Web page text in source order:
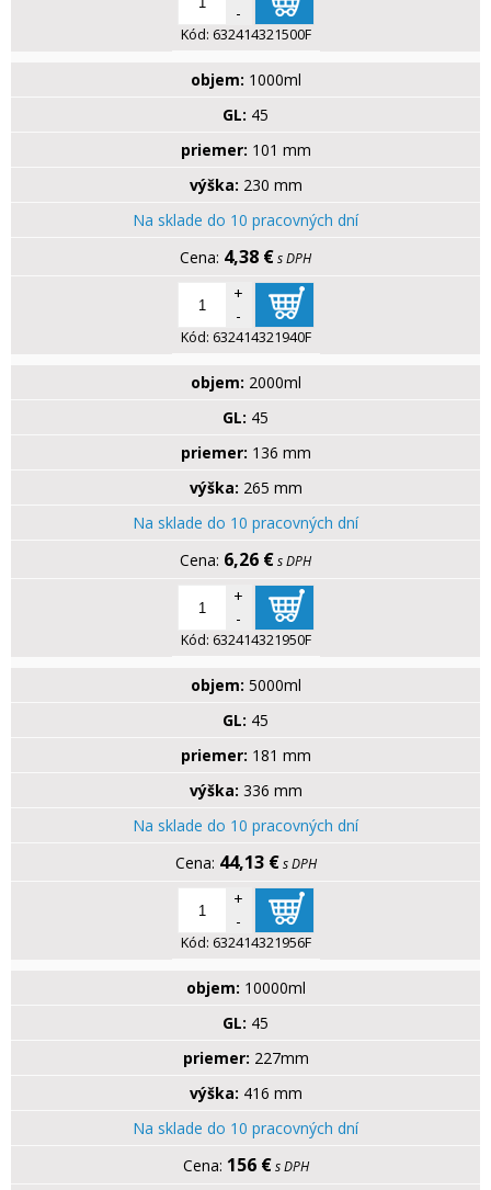
-
Kód: 632414321500F
objem: 1000ml
GL: 45
priemer: 101 mm
výška: 230 mm
Na sklade do 10 pracovných dní
4,38 €s DPH
+
-
Kód: 632414321940F
objem: 2000ml
GL: 45
priemer: 136 mm
výška: 265 mm
Na sklade do 10 pracovných dní
6,26 €s DPH
+
-
Kód: 632414321950F
objem: 5000ml
GL: 45
priemer: 181 mm
výška: 336 mm
Na sklade do 10 pracovných dní
44,13 € s DPH
+
-
Kód: 632414321956F
objem: 10000ml
GL: 45
priemer: 227mm
výška: 416 mm
Na sklade do 10 pracovných dní
156 € s DPH